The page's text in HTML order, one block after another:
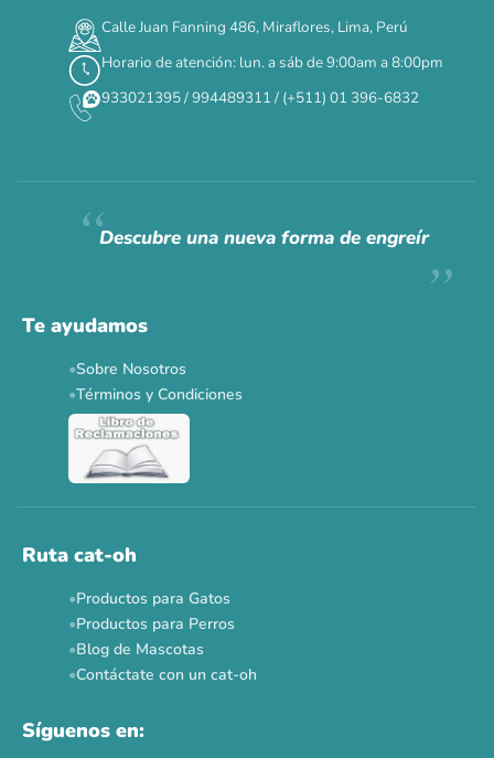
Calle Juan Fanning 486, Miraflores, Lima, Perú
Horario de atención: lun. a sáb de 9:00am a 8:00pm
933021395 / 994489311 / (+511) 01 396-6832
Descubre una nueva forma de engreír
Te ayudamos
Sobre Nosotros
Términos y Condiciones
Ruta cat-oh
Productos para Gatos
Productos para Perros
Blog de Mascotas
Contáctate con un cat-oh
Síguenos en: